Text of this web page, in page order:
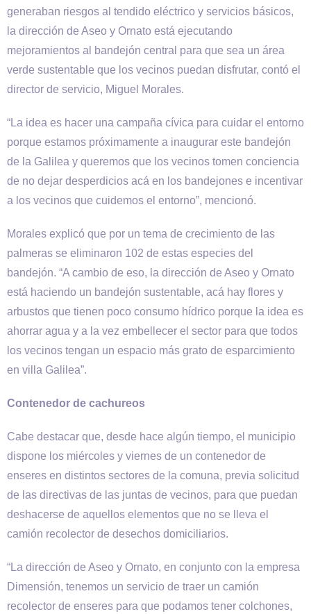
generaban riesgos al tendido eléctrico y servicios básicos,
la dirección de Aseo y Ornato está ejecutando
mejoramientos al bandejón central para que sea un área
verde sustentable que los vecinos puedan disfrutar, contó el
director de servicio, Miguel Morales.
“La idea es hacer una campaña cívica para cuidar el entorno
porque estamos próximamente a inaugurar este bandejón
de la Galilea y queremos que los vecinos tomen conciencia
de no dejar desperdicios acá en los bandejones e incentivar
a los vecinos que cuidemos el entorno”, mencionó.
Morales explicó que por un tema de crecimiento de las
palmeras se eliminaron 102 de estas especies del
bandejón. “A cambio de eso, la dirección de Aseo y Ornato
está haciendo un bandejón sustentable, acá hay flores y
arbustos que tienen poco consumo hídrico porque la idea es
ahorrar agua y a la vez embellecer el sector para que todos
los vecinos tengan un espacio más grato de esparcimiento
en villa Galilea”.
Contenedor de cachureos
Cabe destacar que, desde hace algún tiempo, el municipio
dispone los miércoles y viernes de un contenedor de
enseres en distintos sectores de la comuna, previa solicitud
de las directivas de las juntas de vecinos, para que puedan
deshacerse de aquellos elementos que no se lleva el
camión recolector de desechos domiciliarios.
“La dirección de Aseo y Ornato, en conjunto con la empresa
Dimensión, tenemos un servicio de traer un camión
recolector de enseres para que podamos tener colchones,